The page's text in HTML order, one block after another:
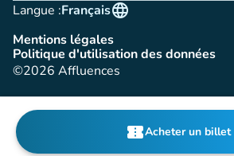
confirmation_numberAcheter un billet
(nouvel
Langue :
language
Français
Mentions légales
(nouvel onglet)
Politique d'utilisation des données
(nouvel onglet)
©2026 Affluences